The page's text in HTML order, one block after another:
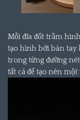
Mỗi đĩa đốt trầm
tạo hình bởi bàn tay
trong từng đường
tất cả để tạo nên